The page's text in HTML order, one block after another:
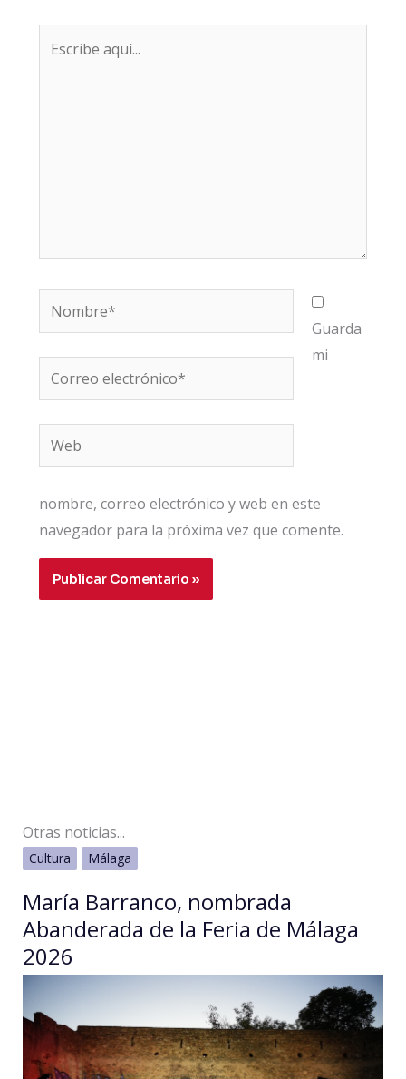
Nombre*
Correo
electrónico*
Web
Guarda
mi
nombre, correo electrónico y web en este
navegador para la próxima vez que comente.
Otras noticias...
Cultura Málaga
María Barranco, nombrada
Abanderada de la Feria de Málaga
2026